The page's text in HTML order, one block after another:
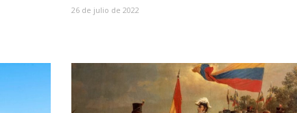
26 de julio de 2022